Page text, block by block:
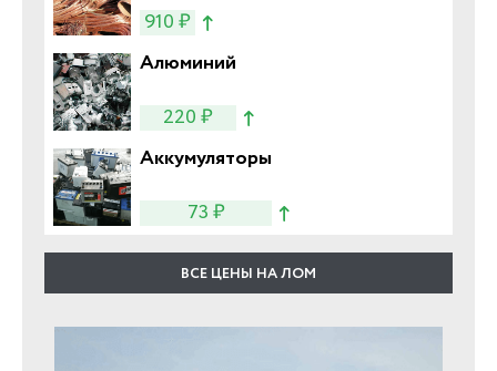
910 ₽
Алюминий
220 ₽
Аккумуляторы
73 ₽
ВСЕ ЦЕНЫ НА ЛОМ